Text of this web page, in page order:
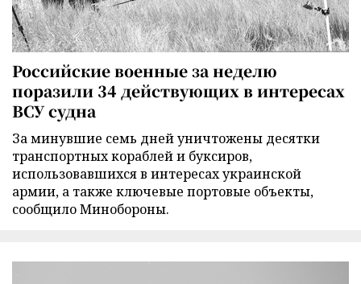
Российские военные за неделю
поразили 34 действующих в интересах
ВСУ судна
За минувшие семь дней уничтожены десятки
транспортных кораблей и буксиров,
использовавшихся в интересах украинской
армии, а также ключевые портовые объекты,
сообщило Минобороны.